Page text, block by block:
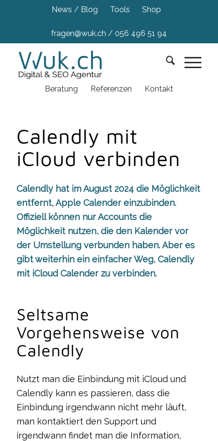
News / Blog Tools Shop
fragen@wuk.ch / 056 496 51 94
Beratung Referenzen Kontakt
Calendly mit
iCloud verbinden
Calendly hat im August 2024 die Möglichkeit
entfernt, Apple Calender einzubinden.
Offiziell können nur Accounts die
Möglichkeit nutzen, die den Kalender vor
der Umstellung verbunden haben. Aber es
gibt weiterhin ein einfacher Weg, Calendly
mit iCloud Calender zu verbinden.
Seltsame
Vorgehensweise von
Calendly
Nutzt man die Einbindung mit iCloud und
Calendly kann es passieren, dass die
Einbindung irgendwann nicht mehr läuft,
man kontaktiert den Support und
irgendwann findet man die Information,